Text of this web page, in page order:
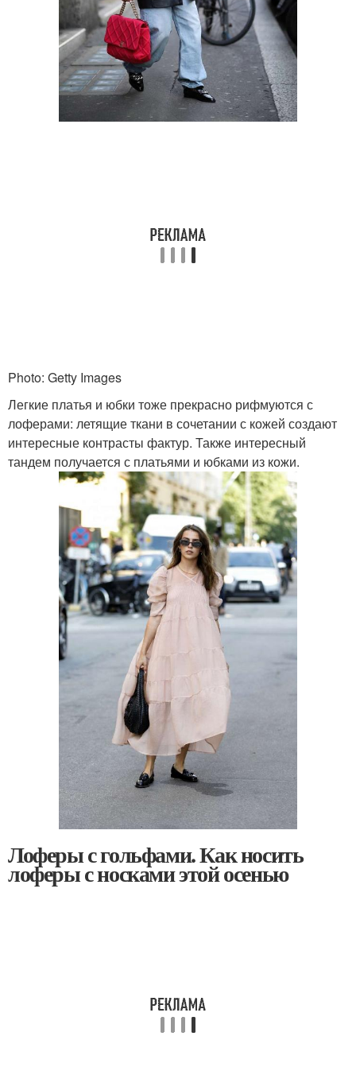
Photo: Getty Images
Легкие платья и юбки тоже прекрасно рифмуются с
лоферами: летящие ткани в сочетании с кожей создают
интересные контрасты фактур. Также интересный
тандем получается с платьями и юбками из кожи.
Лоферы с гольфами. Как носить
лоферы с носками этой осенью